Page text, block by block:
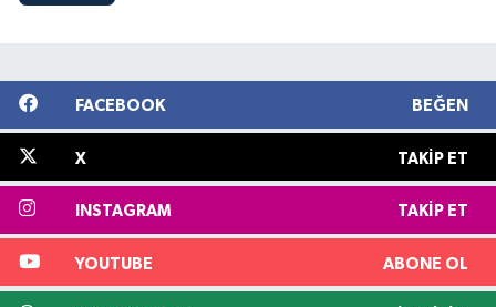
FACEBOOK BEĞEN
X TAKIP ET
INSTAGRAM TAKIP ET
YOUTUBE ABONE OL